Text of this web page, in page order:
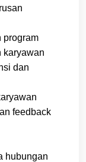
program
karyawan
dan
feedback
hubungan